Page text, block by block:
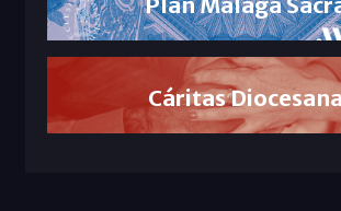
Cáritas Diocesana